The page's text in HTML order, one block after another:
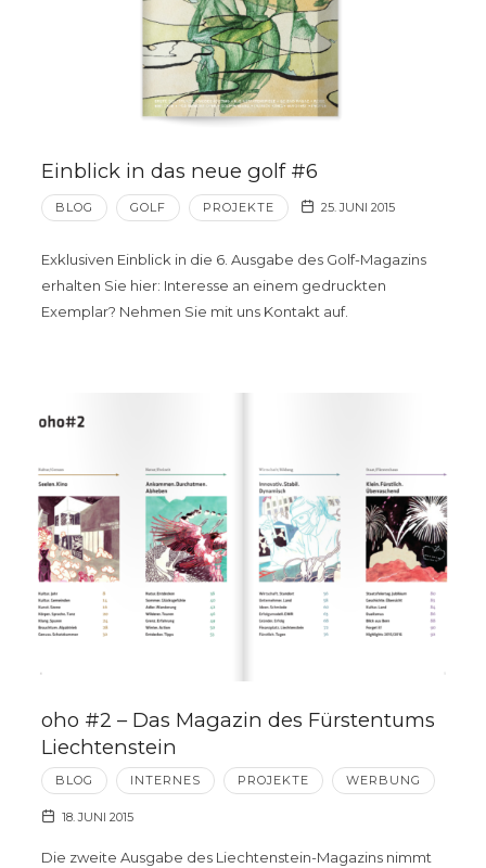
Einblick in das neue golf #6
BLOG GOLF PROJEKTE 25. JUNI 2015
Exklusiven Einblick in die 6. Ausgabe des Golf-Magazins
erhalten Sie hier: Interesse an einem gedruckten
Exemplar? Nehmen Sie mit uns Kontakt auf.
oho #2 – Das Magazin des Fürstentums
Liechtenstein
BLOG INTERNES PROJEKTE WERBUNG
18. JUNI 2015
Die zweite Ausgabe des Liechtenstein-Magazins nimmt